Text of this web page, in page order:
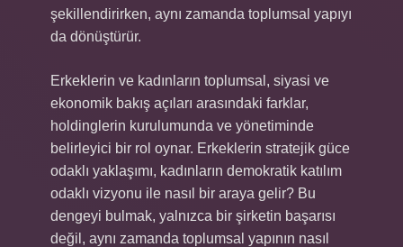
şekillendirirken, aynı zamanda toplumsal yapıyı
da dönüştürür.
Erkeklerin ve kadınların toplumsal, siyasi ve
ekonomik bakış açıları arasındaki farklar,
holdinglerin kurulumunda ve yönetiminde
belirleyici bir rol oynar. Erkeklerin stratejik güce
odaklı yaklaşımı, kadınların demokratik katılım
odaklı vizyonu ile nasıl bir araya gelir? Bu
dengeyi bulmak, yalnızca bir şirketin başarısı
değil, aynı zamanda toplumsal yapının nasıl